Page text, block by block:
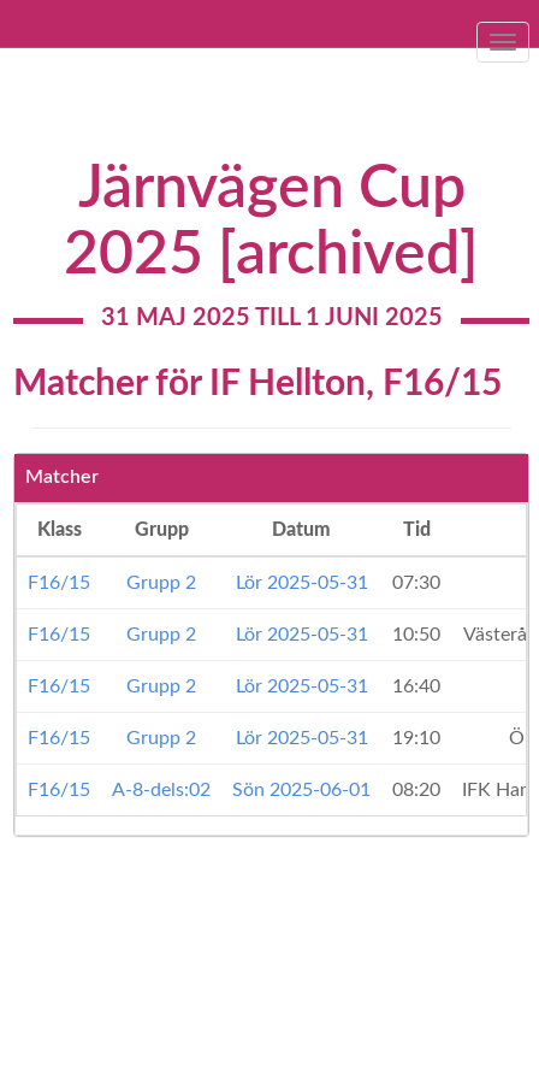
Järnvägen Cup
2025 [archived]
31 MAJ 2025 TILL 1 JUNI 2025
Matcher för IF Hellton, F16/15
Matcher
Klass Grupp Datum Tid
F16/15 Grupp 2 Lör 2025-05-31 07:30
F16/15 Grupp 2 Lör 2025-05-31 10:50
F16/15 Grupp 2 Lör 2025-05-31 16:40
F16/15 Grupp 2 Lör 2025-05-31 19:10
F16/15 A-8-dels:02 Sön 2025-06-01 08:20 IFK